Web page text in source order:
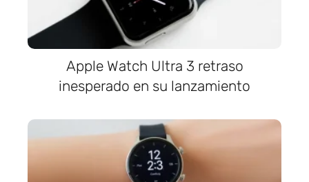
Apple Watch Ultra 3 retraso
inesperado en su lanzamiento